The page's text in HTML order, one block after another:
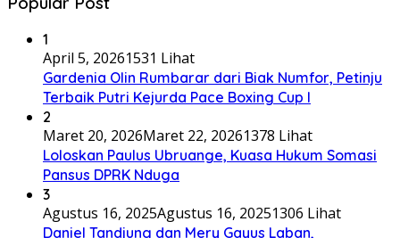
1
April 5, 20261531 Lihat
Gardenia Olin Rumbarar dari Biak Numfor, Petinju
Terbaik Putri Kejurda Pace Boxing Cup I
2
Maret 20, 2026Maret 22, 20261378 Lihat
Loloskan Paulus Ubruange, Kuasa Hukum Somasi
Pansus DPRK Nduga
3
Agustus 16, 2025Agustus 16, 20251306 Lihat
Daniel Tandjung dan Mery Gayus Laban,